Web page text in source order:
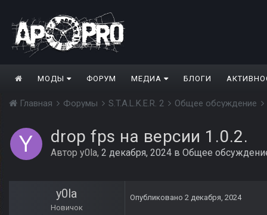
МОДЫ ФОРУМ МЕДИА БЛОГИ
Главная Форумы S.T.A.L.K.E.R. 2 Общее обсуждение
drop fps на версии 1.0.2.
Автор y0la, 2 декабря, 2024 в Общее
y0la
Новичок
Опубликовано 2 декабря, 2024